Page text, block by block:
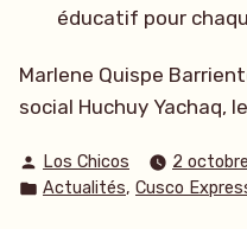
éducatif pour
Marlene Quispe
social Huchuy Yachaq,
Publié
par
Los Chicos
2
Publié
Actualités, Cusco